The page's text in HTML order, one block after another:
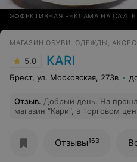
ЭФФЕКТИВНАЯ РЕКЛАМА НА САЙТЕ
МАГАЗИН ОБУВИ, ОДЕЖДЫ,
5.0 KARI
Брест, ул. Московская, 273в
Отзыв. Добрый день. На прошлой неделе я зашла в
магазин "Кари", в торговом
зима. Ко мне подошла
сожалению не посмотрела как
Отзывы163